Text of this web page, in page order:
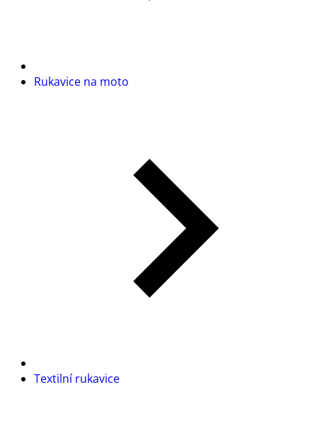
Rukavice na moto
Textilní rukavice